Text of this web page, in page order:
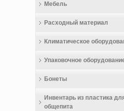
Мебель
Расходный материал
Климатическое
Упаковочное
Бонеты
Инвентарь из пластика
общепита